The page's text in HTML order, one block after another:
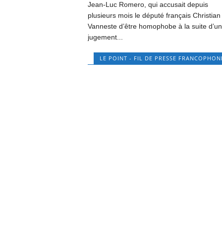
Jean-Luc Romero, qui accusait depuis
plusieurs mois le député français Christian
Vanneste d’être homophobe à la suite d’un
jugement...
LE POINT - FIL DE PRESSE